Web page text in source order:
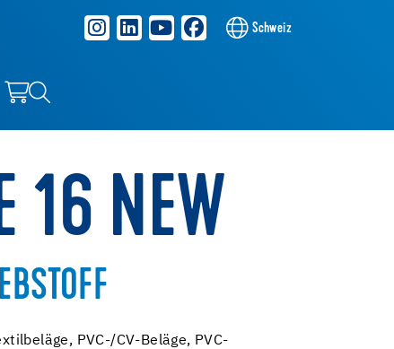
Schweiz
16 NEW
PVC-/CV-Beläge, PVC-